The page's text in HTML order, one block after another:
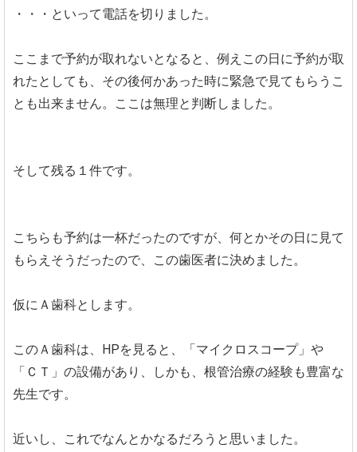
・・・といって電話を切りました。
ここまで予約が取れないとなると、例えこの日に予約が取
れたとしても、その後何かあった時に緊急で見てもらうこ
とも出来ません。ここは無理と判断しました。
そして残る１件です。
こちらも予約は一杯だったのですが、何とかその日に見て
もらえそうだったので、この歯医者に決めました。
仮にＡ歯科とします。
このＡ歯科は、HPを見ると、「マイクロスコープ」や
「ＣＴ」の設備があり、しかも、根管治療の経験も豊富な
先生です。
近いし、これでなんとかなるだろうと思いました。